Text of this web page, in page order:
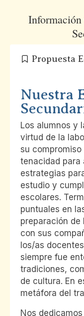
Información
Propuesta
Nuestra
Los alumnos y
virtud de la
su
tenacidad para
estrategias
estudio y
escolares.
puntuales en
preparación
con sus
los/as
siempre fue
tradiciones,
de cultura. En
metáfora del
Nos